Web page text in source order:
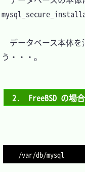
データベース本体を
う・・・。
2.　FreeBSD の場合